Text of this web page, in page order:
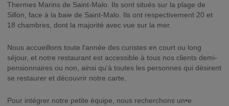
Thermes Marins de Saint-Malo. Ils sont situés sur la plage de
Sillon, face à la baie de Saint-Malo. Ils ont respectivement 20 et
18 chambres, dont la majorité avec vue sur la mer.
Nous accueillons toute l'année des curistes en court ou long
séjour, et notre restaurant est accessible à tous nos clients demi-
pensionnaires ou non, ainsi qu'à toutes les personnes qui désirent
se restaurer et découvrir notre carte.
Pour intégrer notre petite équipe, nous recherchons un•e